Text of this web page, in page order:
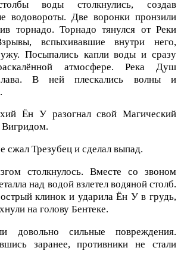
воды столкнулись, создав
водовороты. Две воронки пронзили
торнадо. Торнадо тянулся от Реки
вспыхивавшие внутри него,
Посыпались капли воды и сразу
атмосфере. Река Душ
лава. В ней плескались волны и
Ён У разогнал свой Магический
Вигридом.
сжал Трезубец и сделал выпад.
столкнулось. Вместе со звоном
над водой взлетел водяной столб.
клинок и ударила Ён У в грудь,
на голову Бентеке.
довольно сильные повреждения.
заранее, противники не стали